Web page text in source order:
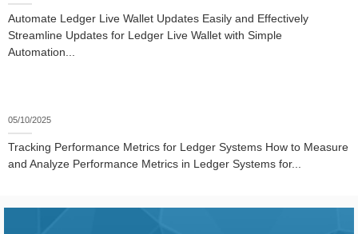
Automate Ledger Live Wallet Updates Easily and Effectively
Streamline Updates for Ledger Live Wallet with Simple
Automation...
05/10/2025
Tracking Performance Metrics for Ledger Systems How to Measure
and Analyze Performance Metrics in Ledger Systems for...